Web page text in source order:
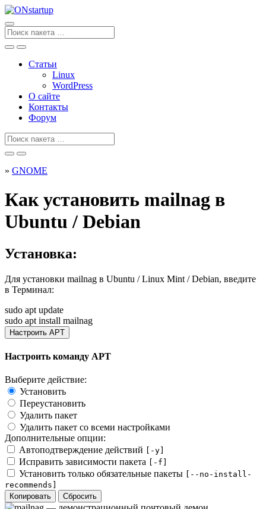
Перейти
к
содержанию
Поиск
для
Статьи
Linux
WordPress
О сайте
Контакты
Форум
Поиск
для
» GNOME
Как установить mailnag в
Ubuntu / Debian
Установка:
Для установки mailnag в Ubuntu / Linux Mint / Debian, введите
в Терминал:
sudo apt update
sudo apt install mailnag
Настроить APT
Настроить команду APT
Выберите действие:
Установить
Переустановить
Удалить пакет
Удалить пакет со всеми настройками
Дополнительные опции:
Автоподтверждение действий
[-y]
Исправить зависимости пакета [-f]
Установить только обязательные пакеты
[--no-install-
recommends]
Копировать
Сбросить